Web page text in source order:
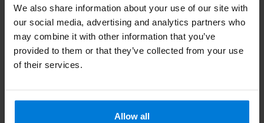
We also share information about your use of our site with
our social media, advertising and analytics partners who
may combine it with other information that you’ve
provided to them or that they’ve collected from your use
of their services.
Allow all
Vu(s) récemment